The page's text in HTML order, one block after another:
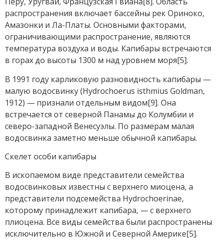
распространения включает бассейны рек Ориноко,
Амазонки и Ла-Платы. Основными факторами,
ограничивающими распространение, являются
температура воздуха и воды. Капибары встречаются
в горах до высоты 1300 м над уровнем моря[5].
В 1991 году карликовую разновидность капибары —
малую водосвинку (Hydrochoerus isthmius Goldman,
1912) — признали отдельным видом[9]. Она
встречается от северной Панамы до Колумбии и
северо-западной Венесуэлы. По размерам малая
водосвинка заметно меньше обычной капибары.
Скелет особи капибары
В ископаемом виде представители семейства
водосвинковых известны с верхнего миоцена, а
представители подсемейства Hydrochoerinae,
которому принадлежит капибара, — с верхнего
плиоцена. Все виды семейства были распространены
исключительно в Южной и Северной Америке[5].